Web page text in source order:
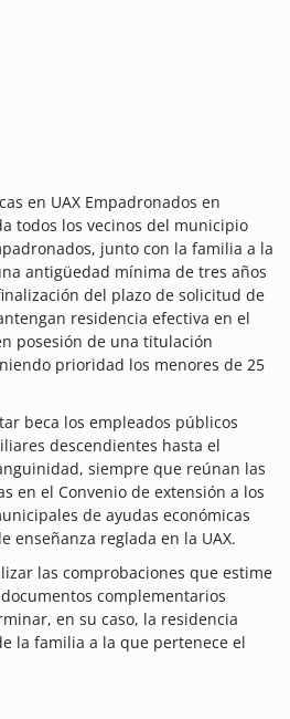
en UAX Empadronados en
todos los vecinos del municipio
junto con la familia a la
antigüedad mínima de tres años
del plazo de solicitud de
residencia efectiva en el
posesión de una titulación
prioridad los menores de 25
beca los empleados públicos
descendientes hasta el
siempre que reúnan las
en el Convenio de extensión a los
de ayudas económicas
enseñanza reglada en la UAX.
las comprobaciones que estime
complementarios
en su caso, la residencia
la familia a la que pertenece el